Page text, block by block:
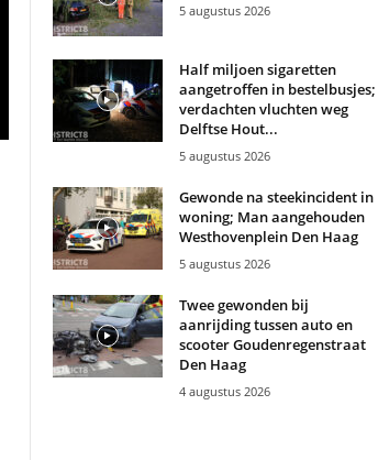
5 augustus 2026
Half miljoen sigaretten
aangetroffen in bestelbusjes;
verdachten vluchten weg
Delftse Hout...
5 augustus 2026
Gewonde na steekincident in
woning; Man aangehouden
Westhovenplein Den Haag
5 augustus 2026
Twee gewonden bij
aanrijding tussen auto en
scooter Goudenregenstraat
Den Haag
4 augustus 2026